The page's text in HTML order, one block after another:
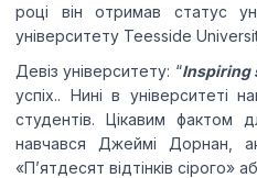
році він отримав статус
університету Teesside
Девіз університету: “Inspiring
успіх.. Нині в університеті
студентів. Цікавим фактом
навчався Джеймі Дорнан,
«П’ятдесят відтінків сірого»